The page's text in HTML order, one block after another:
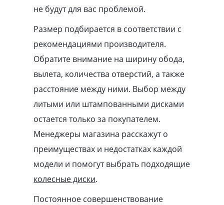
не будут для вас проблемой.
Размер подбирается в соответствии с
рекомендациями производителя.
Обратите внимание на ширину обода,
вылета, количества отверстий, а также
расстояние между ними. Выбор между
литыми или штампованными дисками
остается только за покупателем.
Менеджеры магазина расскажут о
преимуществах и недостатках каждой
модели и помогут выбрать подходящие
колесные диски.
Постоянное совершенствование